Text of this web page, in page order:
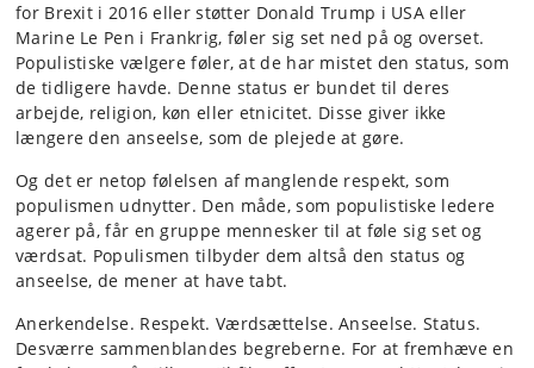
for Brexit i 2016 eller støtter Donald Trump i USA eller
Marine Le Pen i Frankrig, føler sig set ned på og overset.
Populistiske vælgere føler, at de har mistet den status, som
de tidligere havde. Denne status er bundet til deres
arbejde, religion, køn eller etnicitet. Disse giver ikke
længere den anseelse, som de plejede at gøre.
Og det er netop følelsen af manglende respekt, som
populismen udnytter. Den måde, som populistiske ledere
agerer på, får en gruppe mennesker til at føle sig set og
værdsat. Populismen tilbyder dem altså den status og
anseelse, de mener at have tabt.
Anerkendelse. Respekt. Værdsættelse. Anseelse. Status.
Desværre sammenblandes begreberne. For at fremhæve en